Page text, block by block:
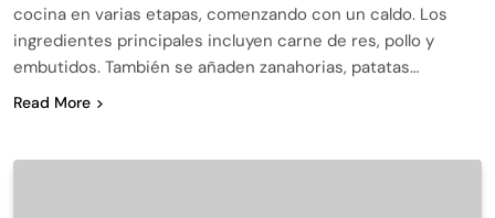
cocina en varias etapas, comenzando con un caldo. Los
ingredientes principales incluyen carne de res, pollo y
embutidos. También se añaden zanahorias, patatas…
Read More